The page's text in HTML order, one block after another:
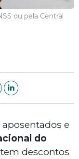
ou pela Central
aposentados e
do
descontos